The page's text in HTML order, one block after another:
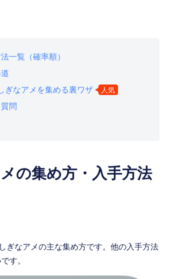
一覧（確率順）
ぎなアメを集める裏ワザ
人気
問
の集め方・入手方法
ぎなアメの主な集め方です。他の入手方法
す。